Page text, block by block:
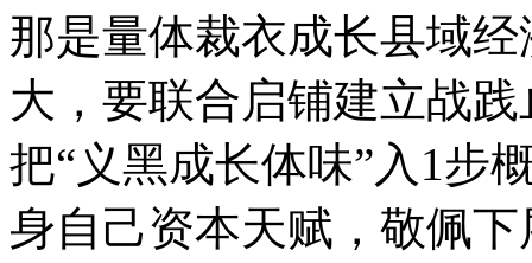
那是量体裁衣成长县域
大，要联合启铺建立战
把“义黑成长体味”入1步
身自己资本天赋，敬佩